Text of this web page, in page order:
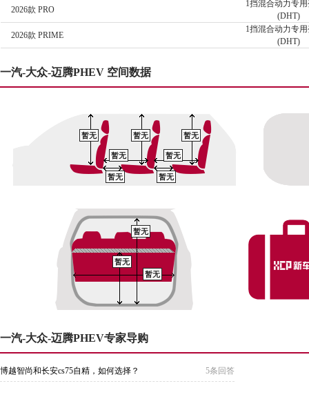
2026款 PRO
1挡混合动力专
(DHT)
2026款 PRIME
1挡混合动力专
(DHT)
一汽-大众-迈腾PHEV 空间数据
暂无 暂无 暂无
暂无
暂无 暂无
暂无
暂无
暂无
暂无
一汽-大众-迈腾PHEV专家导购
5条回答
博越智尚和长安cs75自精，如何选择？